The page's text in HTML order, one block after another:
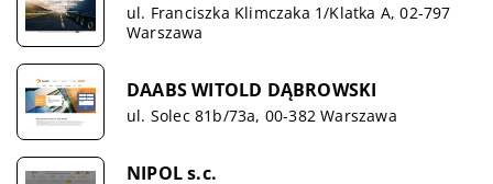
ul. Franciszka Klimczaka 1/Klatka A, 02-797
Warszawa
DAABS WITOLD DĄBROWSKI
ul. Solec 81b/73a, 00-382 Warszawa
NIPOL s.c.